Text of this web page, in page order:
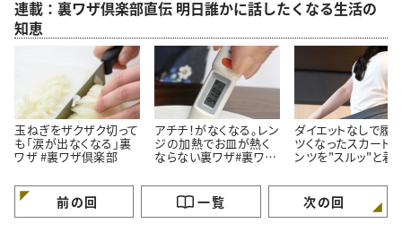
連載：裏ワザ倶楽部直伝 明日誰かに話したくなる生活の
知恵
玉ねぎをザクザク切って
も「涙が出なくなる」裏
ワザ #裏ワザ倶楽部
アチチ！がなくなる。レン
ジの加熱でお皿が熱く
ならない裏ワザ#裏ワザ
ダイエットなしで履く
ツくなったスカート
ンツを"スルッ"と着
前の回 一覧 次の回